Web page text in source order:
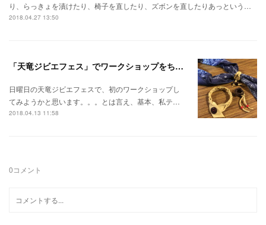
り、らっきょを漬けたり、椅子を直したり、ズボンを直したりあっという…
2018.04.27 13:50
「天竜ジビエフェス」でワークショップをちょっとだけ。
日曜日の天竜ジビエフェスで、初のワークショップし
てみようかと思います。。。とは言え、基本、私テ…
2018.04.13 11:58
0コメント